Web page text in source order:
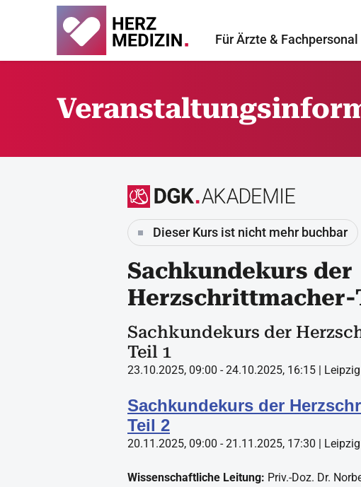
Für Ärzte & Fachpersonal
Dieser Kurs ist nicht mehr buchbar
Sachkundekurs der
Sachkundekurs der
Teil 1
23.10.2025, 09:00 - 24.10.2025, 16:15 | Leipzig
Sachkundekurs der
Teil 2
20.11.2025, 09:00 - 21.11.2025, 17:30 | Leipzig
Wissenschaftliche Leitung: Priv.-Doz. Dr.